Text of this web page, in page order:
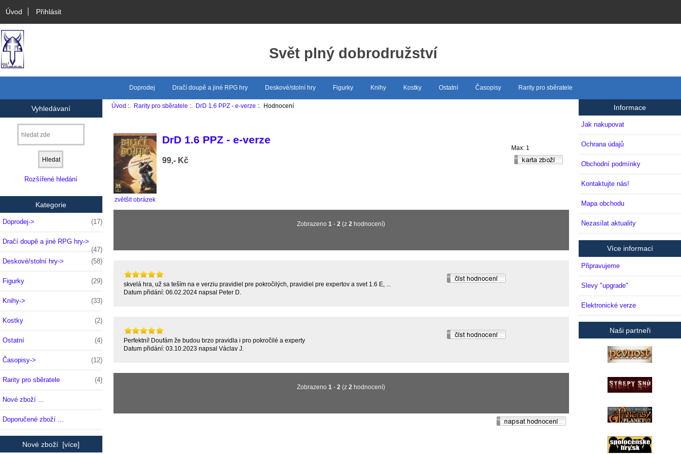
Úvod Přihlásit
Svět plný dobrodružství
Doprodej Dračí doupě a jiné RPG hry Deskové/stolní hry Figurky Knihy Kostky Ostatní Časopisy Rarity pro sběratele
Vyhledávaní
Rozšířené hledání
Kategorie
Doprodej-> (17)
Dračí doupě a jiné RPG hry->
(47)
Deskové/stolní hry->
(58)
Figurky (29)
Knihy-> (33)
Kostky (2)
Ostatní (4)
Časopisy-> (12)
Rarity pro sběratele (4)
Nové zboží ...
Doporučené zboží ...
Nové zboží [více]
Úvod :. Rarity pro sběratele :. DrD 1.6 PPZ - e-verze :. Hodnocení
zvětšit obrázek
DrD 1.6 PPZ - e-verze
99,- Kč
Max: 1
Zobrazeno1 -2 (z2 hodnocení)
skvelá hra, už sa teším na e verziu pravidiel pre pokročilých, pravidiel pre expertov a svet 1.6 E, ...
Datum přidání: 06.02.2024 napsal Peter D.
Perfektní! Doufám že budou brzo pravidla i pro pokročilé a experty
Datum přidání: 03.10.2023 napsal Václav J.
Zobrazeno1 -2 (z2 hodnocení)
Informace
Jak nakupovat
Ochrana údajů
Obchodní podmínky
Kontaktujte nás!
Mapa obchodu
Nezasílat aktuality
Více informací
Připravujeme
Slevy "upgrade"
Elektronické verze
Naši partneři